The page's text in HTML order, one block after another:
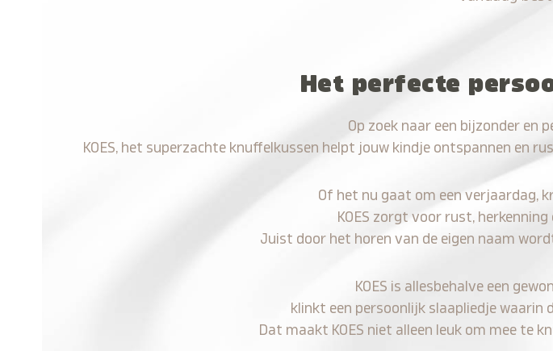
Het perfecte
Op zoek naar een bijzonder en
KOES, het superzachte knuffelkussen helpt jouw kindje ontspannen en
Of het nu gaat om een verjaardag,
KOES zorgt voor rust,
Juist door het horen van de eigen naam
KOES is allesbehalve een
klinkt een persoonlijk slaapliedje waarin
Dat maakt KOES niet alleen leuk om mee te